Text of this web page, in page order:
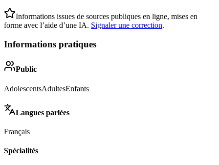
Informations issues de sources publiques en ligne, mises en
forme avec l’aide d’une IA. Signaler une correction.
Informations pratiques
Public
AdolescentsAdultesEnfants
Langues parlées
Français
Spécialités